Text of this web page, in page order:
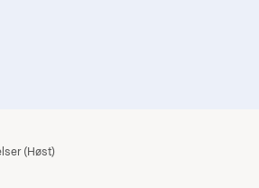
(Høst)